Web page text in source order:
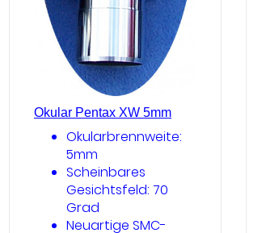
Okular Pentax XW 5mm
Okularbrennweite:
5mm
Scheinbares
Gesichtsfeld: 70
Grad
Neuartige SMC-